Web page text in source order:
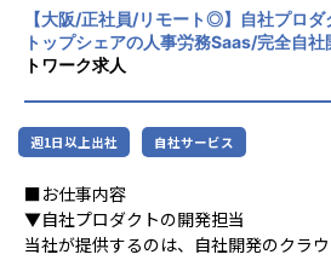
・ベトナムでトップ100企業に選出さ
と共同研究開発を行っており、最先端
きます。
・在籍しているメンバーも国際色が豊
ラウンドから知見を持ち寄り、よりよい
できます。
■入社後のキャリアと成長環境
・生成AI・RAG・LLM応用プロジェク
【大阪/正社員/リモート◎】自社プロ
トップシェアの人事労務Saas/完全自
トワーク求人
週1日以上出社 自社サービス
■お仕事内容
▼自社プロダクトの開発担当
当社が提供するのは、自社開発のクラ